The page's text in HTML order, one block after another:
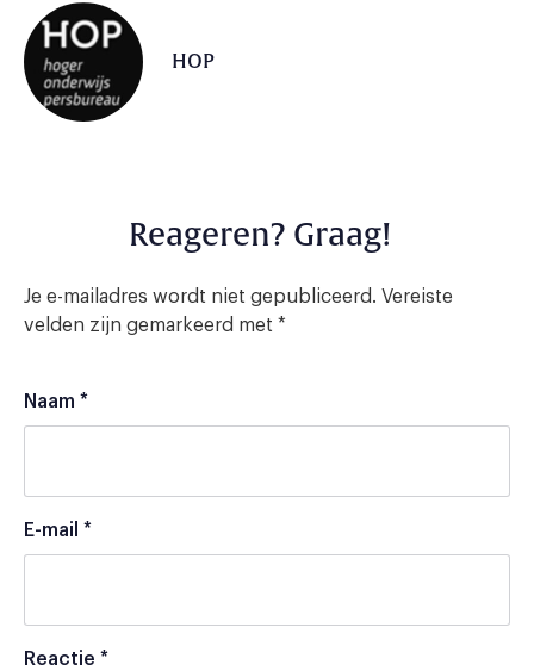
HOP
Reageren? Graag!
Je e-mailadres wordt niet gepubliceerd. Vereiste
velden zijn gemarkeerd met *
Naam *
E-mail *
Reactie *